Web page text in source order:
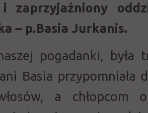
zaprzyjaźniony
– p.Basia Jurkanis.
pogadanki, była
Basia przypomniała
a chłopcom